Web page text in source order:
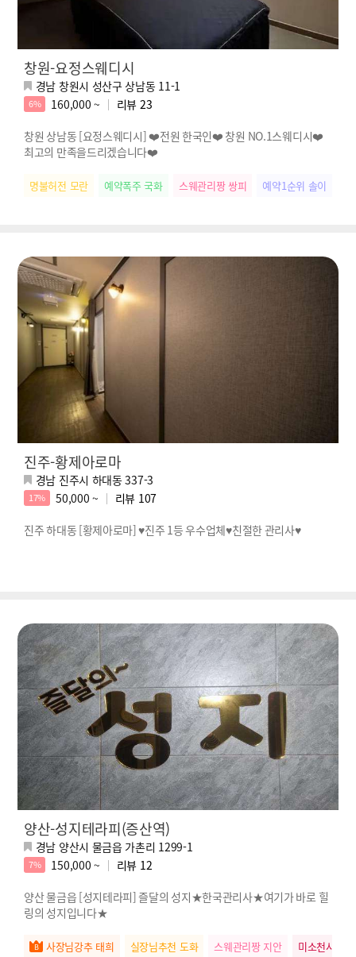
창원-요정스웨디시
경남 창원시 성산구 상남동 11-1
6% 160,000 ~ 리뷰 23
창원 상남동 [요정스웨디시] ❤️전원 한국인❤️ 창원 NO.1스웨디시❤️
최고의 만족을드리겠습니다❤️
명불허전 모란 예약폭주 국화 스웨관리짱 쌍피 예약1순위 솔이
진주-황제아로마
경남 진주시 하대동 337-3
17% 50,000 ~ 리뷰 107
진주 하대동 [황제아로마] ♥진주 1등 우수업체♥친절한 관리사♥
양산-성지테라피(증산역)
경남 양산시 물금읍 가촌리 1299-1
7% 150,000 ~ 리뷰 12
양산 물금읍 [성지테라피] 즐달의 성지★한국관리사★여기가 바로 힐
링의 성지입니다★
사장님강추 태희 실장님추천 도화 스웨관리짱 지안 미소천사 유리